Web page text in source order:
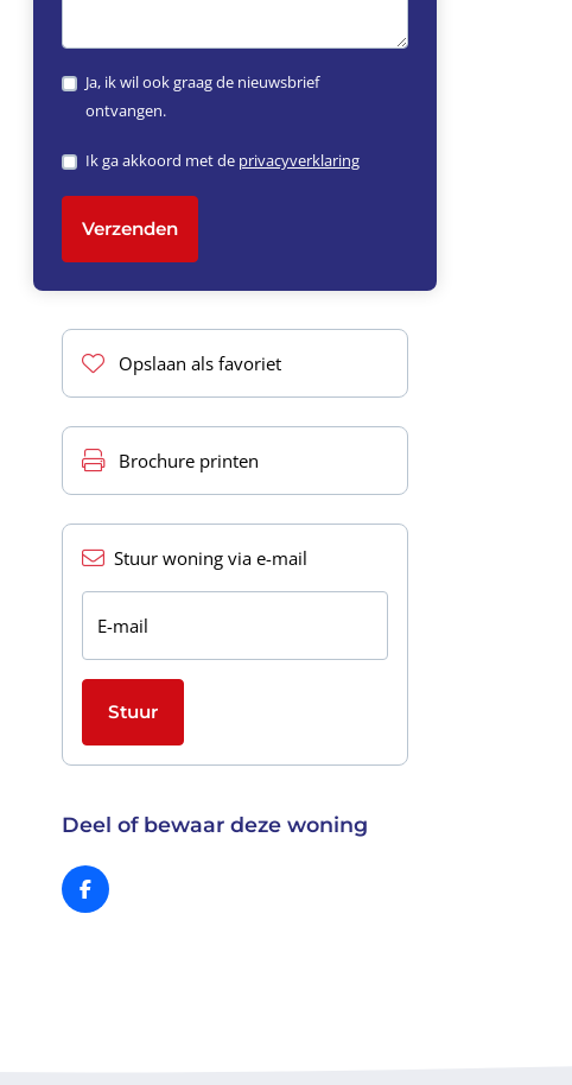
Ja, ik wil ook graag de nieuwsbrief
ontvangen.
Ik ga akkoord met de privacyverklaring
Verzenden
Opslaan als favoriet
Brochure printen
Stuur woning via e-mail
E-mail
Stuur
Deel of bewaar deze woning